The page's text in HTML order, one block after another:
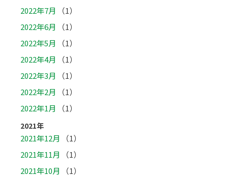
2022年7月
（1）
2022年6月
（1）
2022年5月
（1）
2022年4月
（1）
2022年3月
（1）
2022年2月
（1）
2022年1月
（1）
2021年
2021年12月
（1）
2021年11月
（1）
2021年10月
（1）